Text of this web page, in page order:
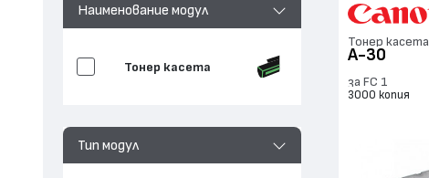
Наименование модул
Тонер касета
Тип модул
Тонер касета
A-30
за FC 1
3000 копия